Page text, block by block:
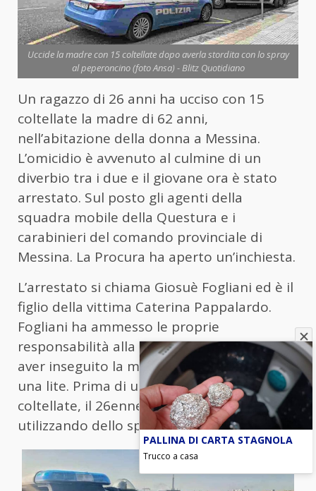
Uccide la madre con 15 coltellate dopo averla stordita con lo spray
al peperoncino (foto Ansa) - Blitz Quotidiano
Un ragazzo di 26 anni ha ucciso con 15
coltellate la madre di 62 anni,
nell’abitazione della donna a Messina.
L’omicidio è avvenuto al culmine di un
diverbio tra i due e il giovane ora è stato
arrestato. Sul posto gli agenti della
squadra mobile della Questura e i
carabinieri del comando provinciale di
Messina. La Procura ha aperto un’inchiesta.
L’arrestato si chiama Giosuè Fogliani ed è il
figlio della vittima Caterina Pappalardo.
Fogliani ha ammesso le proprie
responsabilità alla Polizia, raccontando di
aver inseguito la madre in casa durante
una lite. Prima di uccidere la madre con 15
coltellate, il 26enne ha stordito la mamma
utilizzando dello spray al peperoncino.
PALLINA DI CARTA STAGNOLA
Trucco a casa